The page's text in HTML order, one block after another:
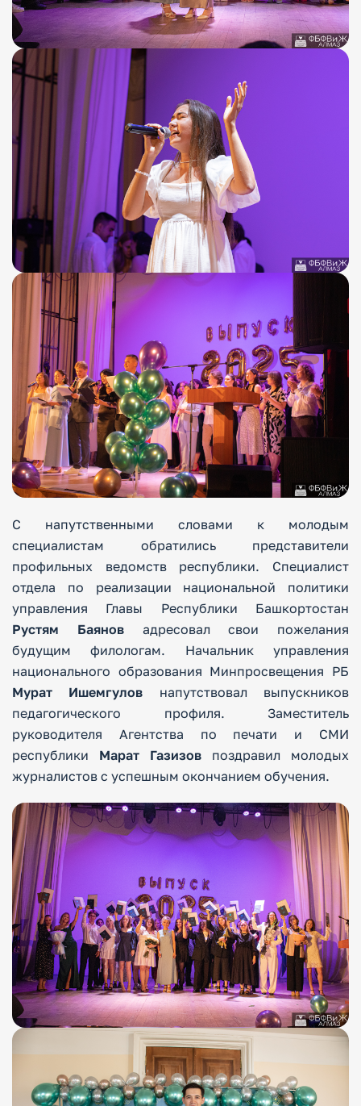
С напутственными словами к молодым
специалистам обратились представители
профильных ведомств республики. Специалист
отдела по реализации национальной политики
управления Главы Республики Башкортостан
Рустям Баяновадресовал свои пожелания
будущим филологам. Начальник управления
национального образования Минпросвещения РБ
Мурат Ишемгулов напутствовал выпускников
педагогического профиля. Заместитель
руководителя Агентства по печати и СМИ
республики Марат Газизов поздравил молодых
журналистов с успешным окончанием обучения.